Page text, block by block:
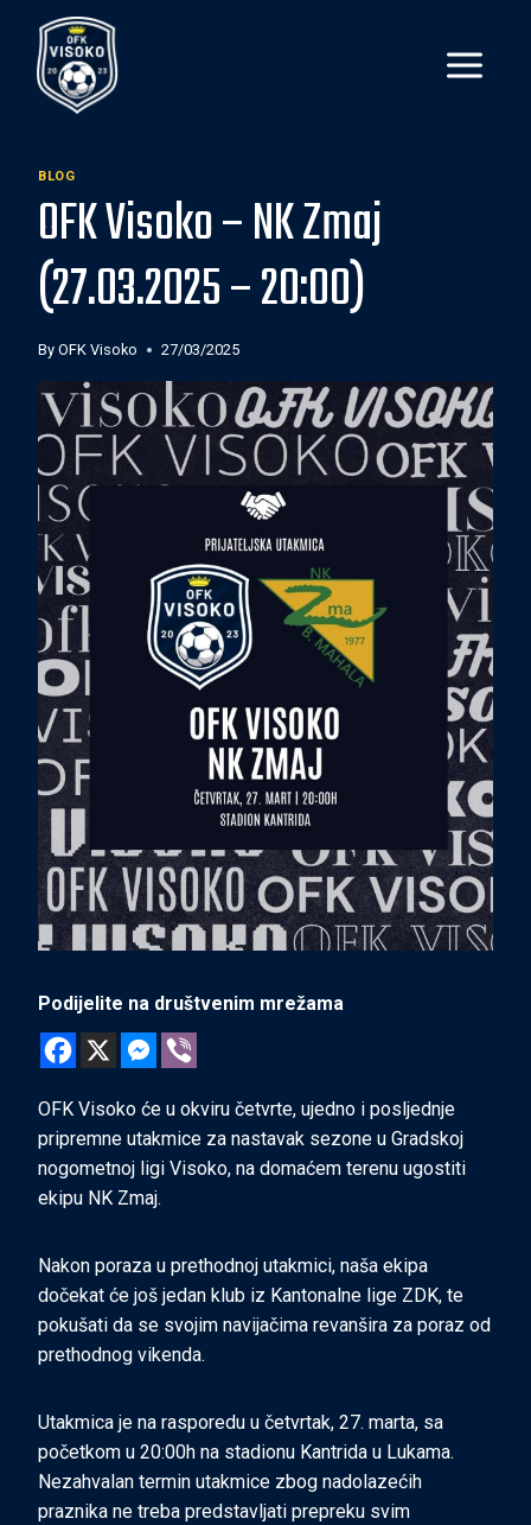
content
BLOG
OFK Visoko – NK Zmaj
(27.03.2025 – 20:00)
By OFK Visoko 27/03/2025
Podijelite na društvenim mrežama
OFK Visoko će u okviru četvrte, ujedno i posljednje
pripremne utakmice za nastavak sezone u Gradskoj
nogometnoj ligi Visoko, na domaćem terenu ugostiti
ekipu NK Zmaj.
Nakon poraza u prethodnoj utakmici, naša ekipa
dočekat će još jedan klub iz Kantonalne lige ZDK, te
pokušati da se svojim navijačima revanšira za poraz od
prethodnog vikenda.
Utakmica je na rasporedu u četvrtak, 27. marta, sa
početkom u 20:00h na stadionu Kantrida u Lukama.
Nezahvalan termin utakmice zbog nadolazećih
praznika ne treba predstavljati prepreku svim